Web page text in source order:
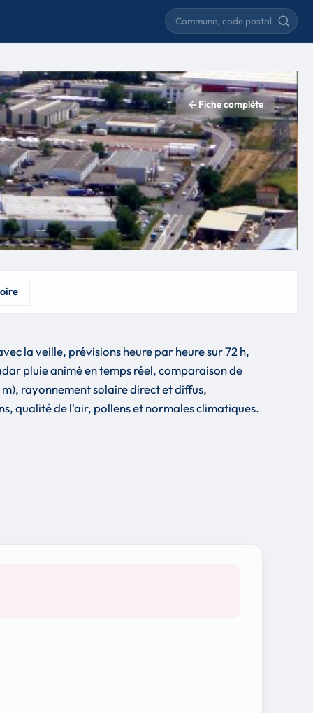
Rechercher une commune
Fiche complète
la veille, prévisions heure par heure sur 72 h,
pluie animé en temps réel, comparaison de
rayonnement solaire direct et diffus,
qualité de l'air, pollens et normales climatiques.